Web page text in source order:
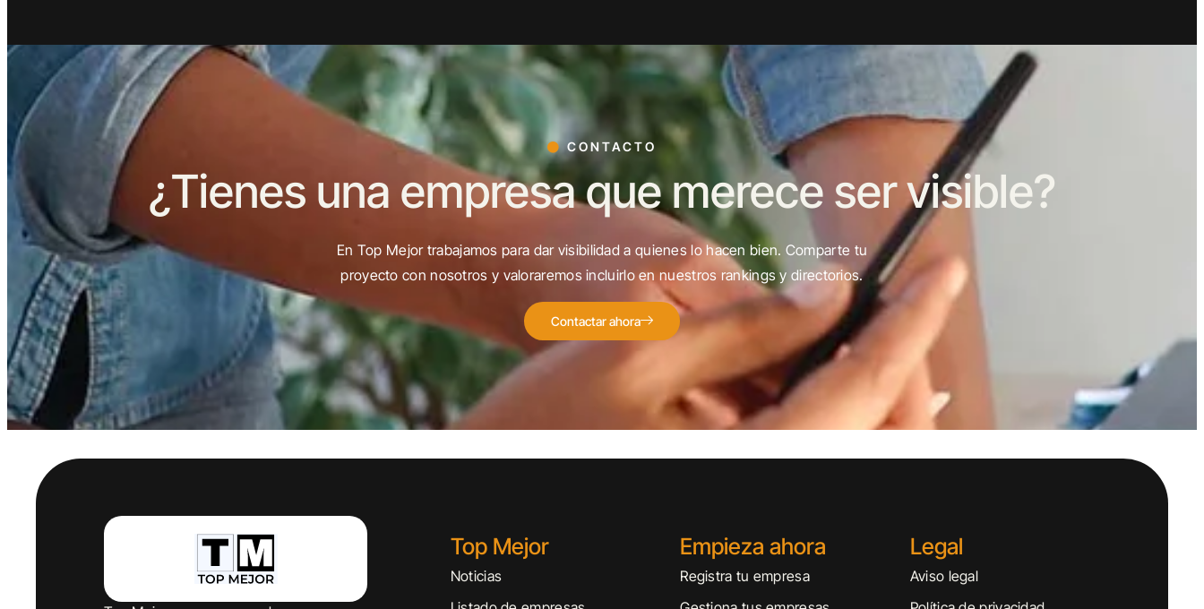
CONTACTO
¿Tienes una empresa que merece ser visible?
En Top Mejor trabajamos para dar visibilidad a quienes lo hacen bien. Comparte tu
proyecto con nosotros y valoraremos incluirlo en nuestros rankings y directorios.
Contactar ahora
Top Mejor
Noticias
Empieza ahora
Registra tu empresa
Legal
Aviso legal